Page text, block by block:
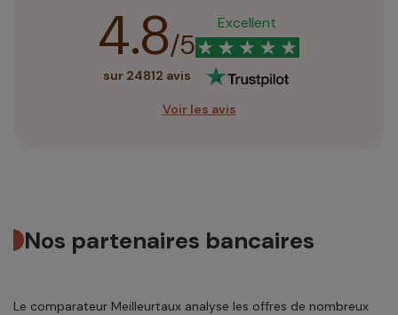
4.8/5
sur 24812 avis
Excellent
Voir les avis
Nos partenaires bancaires
Le comparateur Meilleurtaux analyse les offres de nombreux